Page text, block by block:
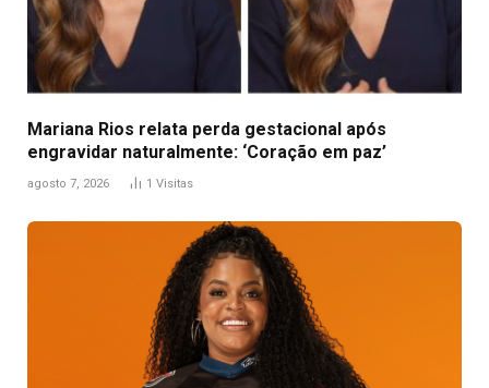
Mariana Rios relata perda gestacional após
engravidar naturalmente: ‘Coração em paz’
agosto 7, 2026 1 Visitas